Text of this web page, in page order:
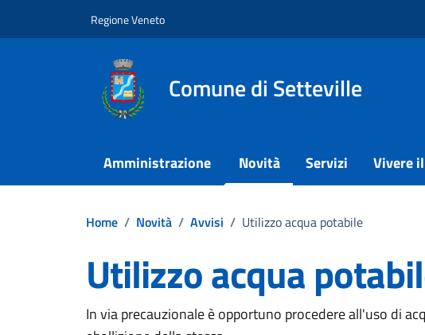
Regione Veneto
Comune di Setteville
Amministrazione Novità Servizi Vivere
Home / Novità / Avvisi / Utilizzo acqua potabile
Utilizzo acqua
Dettagli della notizia
In via precauzionale è opportuno procedere all'uso di